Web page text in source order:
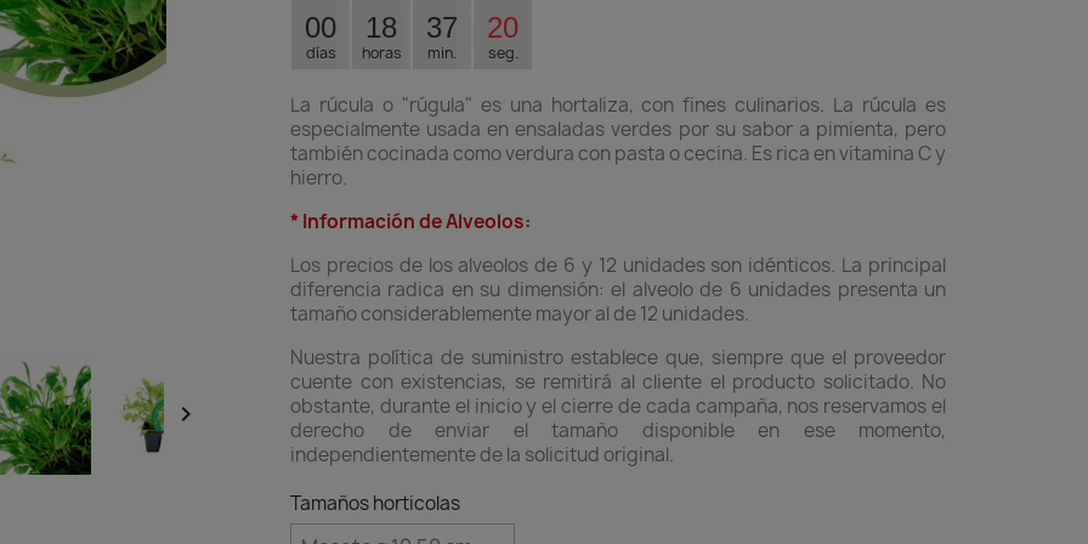

00
días
18
horas
37
min.
19
seg.
La rúcula o "rúgula" es una hortaliza, con fines culinarios. La rúcula es
especialmente usada en ensaladas verdes por su sabor a pimienta, pero
también cocinada como verdura con pasta o cecina. Es rica en vitamina C y
hierro.
* Información de Alveolos:
Los precios de los alveolos de 6 y 12 unidades son idénticos. La principal
diferencia radica en su dimensión: el alveolo de 6 unidades presenta un
tamaño considerablemente mayor al de 12 unidades.
Nuestra política de suministro establece que, siempre que el proveedor
cuente con existencias, se remitirá al cliente el producto solicitado. No
obstante, durante el inicio y el cierre de cada campaña, nos reservamos el
derecho de enviar el tamaño disponible en ese momento,
independientemente de la solicitud original.
Tamaños horticolas